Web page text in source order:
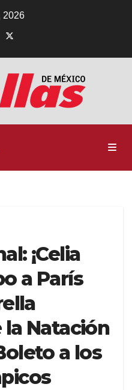
2026
¡Celia
a París
la Natación
a los